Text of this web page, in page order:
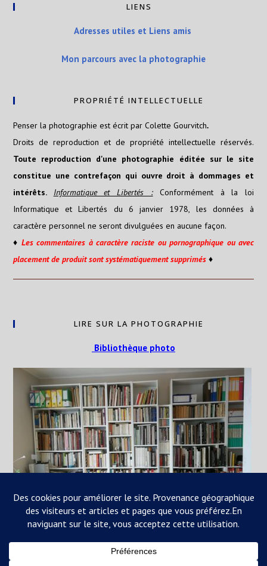
LIENS
Adresses utiles et Liens amis
Mon parcours avec la photographie
PROPRIÉTÉ INTELLECTUELLE
Penser la photographie est écrit par Colette Gourvitch.
Droits de reproduction et de propriété intellectuelle réservés.
Toute reproduction d'une photographie éditée sur le site
constitue une contrefaçon qui ouvre droit à dommages et
intérêts. Informatique et Libertés :
Conformément à la loi
Informatique et Libertés du 6 janvier 1978, les données à
caractère personnel ne seront divulguées en aucune façon.
♦ Lescommentaires à caractère raciste ou pornographique ou avec
placement de produit sont systématiquement supprimés ♦
LIRE SUR LA PHOTOGRAPHIE
Bibliothèque photo